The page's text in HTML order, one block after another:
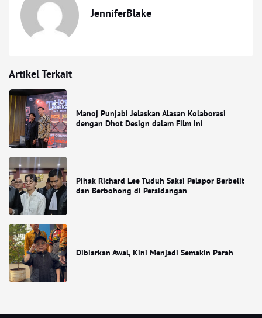
JenniferBlake
Artikel Terkait
Manoj Punjabi Jelaskan Alasan Kolaborasi
dengan Dhot Design dalam Film Ini
Pihak Richard Lee Tuduh Saksi Pelapor Berbelit
dan Berbohong di Persidangan
Dibiarkan Awal, Kini Menjadi Semakin Parah